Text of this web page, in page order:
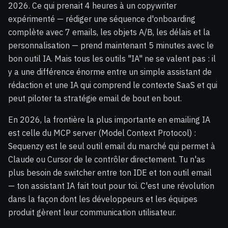
2026. Ce qui prenait 4 heures à un copywriter
expérimenté — rédiger une séquence d'onboarding
complète avec 7 emails, les objets A/B, les délais et la
personnalisation — prend maintenant 5 minutes avec le
bon outil IA. Mais tous les outils "IA" ne se valent pas : il
y a une différence énorme entre un simple assistant de
rédaction et une IA qui comprend le contexte SaaS et qui
peut piloter ta stratégie email de bout en bout.
En 2026, la frontière la plus importante en emailing IA
est celle du MCP server (Model Context Protocol) :
Sequenzy est le seul outil email du marché qui permet à
Claude ou Cursor de le contrôler directement. Tu n'as
plus besoin de switcher entre ton IDE et ton outil email
— ton assistant IA fait tout pour toi. C'est une révolution
dans la façon dont les développeurs et les équipes
produit gèrent leur communication utilisateur.